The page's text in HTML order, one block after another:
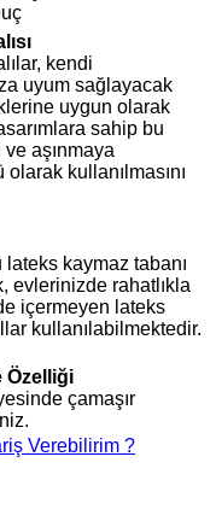
kendi
uyum sağlayacak
uygun olarak
sahip bu
ve aşınmaya
olarak kullanılmasını
kaymaz tabanı
evlerinizde rahatlıkla
içermeyen lateks
kullanılabilmektedir.
Özelliği
çamaşır
Verebilirim ?